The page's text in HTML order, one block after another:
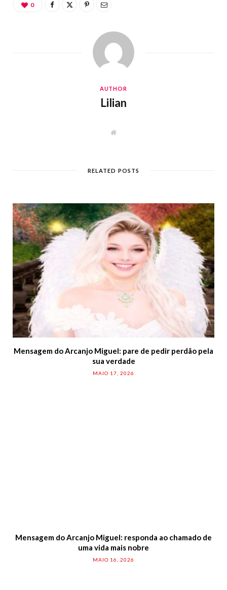
0
AUTHOR
Lilian
W
RELATED POSTS
Mensagem do Arcanjo Miguel: pare de pedir perdão pela
sua verdade
MAIO 17, 2026
Mensagem do Arcanjo Miguel: responda ao chamado de
uma vida mais nobre
MAIO 16, 2026